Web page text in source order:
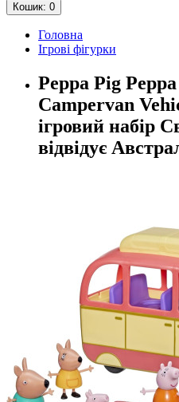
Кошик: 0
Головна
Ігрові фігурки
Peppa Pig
Campervan
ігровий набір
відвідує